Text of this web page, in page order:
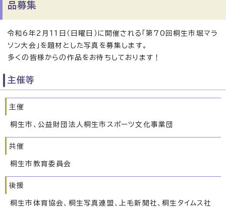
品募集
令和6年2月11日（日曜日）に開催される「第70回桐生市堀マラ
ソン大会」を題材とした写真を募集します。
多くの皆様からの作品をお待ちしております！
主催等
主催
桐生市、公益財団法人桐生市スポーツ文化事業団
共催
桐生市教育委員会
後援
桐生市体育協会、桐生写真連盟、上毛新聞社、桐生タイムス社